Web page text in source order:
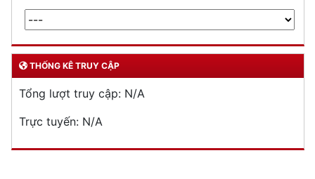
THỐNG KÊ TRUY CẬP
Tổng lượt truy cập: N/A
Trực tuyến: N/A